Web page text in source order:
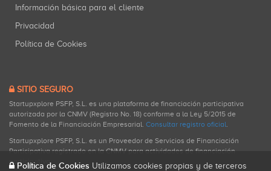
Información básica para el cliente
Privacidad
Política de Cookies
SITIO SEGURO
Startupxplore PSFP, S.L. es una plataforma de financiación participativa
autorizada por la CNMV (Registro No. 18) conforme a la Ley 5/2015 de
Fomento de la Financiación Empresarial. Consultar registro oficial.
Startupxplore PSFP, S.L. es un Proveedor de Servicios de Financiación
Participativa registrado en la CNMV para actividades de financiación
participativa.
Política de Cookies Utilizamos cookies propias y de terceros